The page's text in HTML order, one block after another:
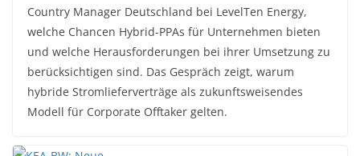
Country Manager Deutschland bei LevelTen Energy,
welche Chancen Hybrid-PPAs für Unternehmen bieten
und welche Herausforderungen bei ihrer Umsetzung zu
berücksichtigen sind. Das Gespräch zeigt, warum
hybride Stromlieferverträge als zukunftsweisendes
Modell für Corporate Offtaker gelten.